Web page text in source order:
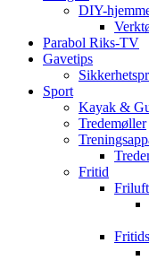
DIY-
Parabol Riks-TV
Gavetips
Sport
Kayak &
Tredemøller
Fritid